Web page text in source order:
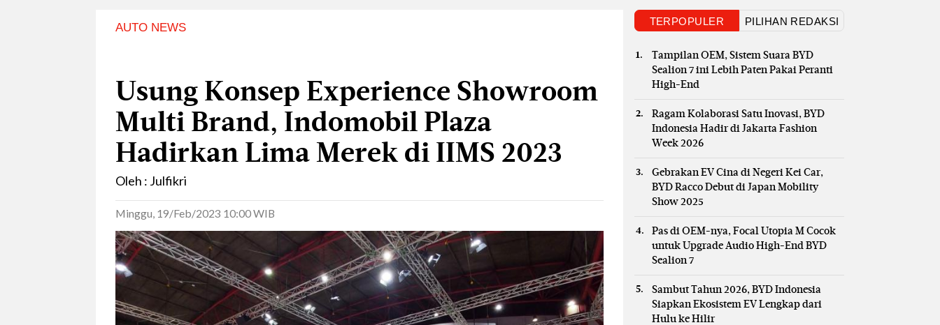
AUTO NEWS
Usung Konsep Experience Showroom
Multi Brand, Indomobil Plaza
Hadirkan Lima Merek di IIMS 2023
Oleh : Julfikri
Minggu, 19/Feb/2023 10:00 WIB
TERPOPULER PILIHAN REDAKSI
Tampilan OEM, Sistem Suara BYD
Sealion 7 ini Lebih Paten Pakai Peranti
High-End
Ragam Kolaborasi Satu Inovasi, BYD
Indonesia Hadir di Jakarta Fashion
Week 2026
Gebrakan EV Cina di Negeri Kei Car,
BYD Racco Debut di Japan Mobility
Show 2025
Pas di OEM-nya, Focal Utopia M Cocok
untuk Upgrade Audio High-End BYD
Sealion 7
Sambut Tahun 2026, BYD Indonesia
Siapkan Ekosistem EV Lengkap dari
Hulu ke Hilir